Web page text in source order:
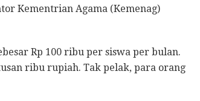
Kementrian Agama (Kemenag)
Rp 100 ribu per siswa per bulan.
ribu rupiah. Tak pelak, para orang